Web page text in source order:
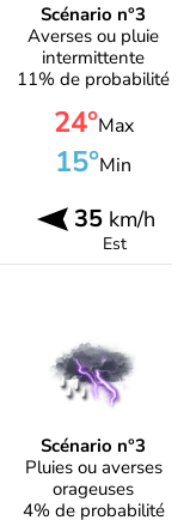
Scénario n°3
Averses ou pluie
intermittente
11% de probabilité
24°Max
15°Min
35 km/h
Est
Scénario n°3
Pluies ou averses
orageuses
4% de probabilité